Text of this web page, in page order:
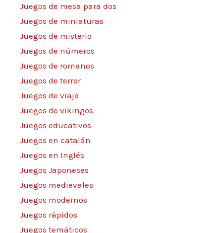
Juegos de mesa para dos
Juegos de miniaturas
Juegos de misterio
Juegos de números
Juegos de romanos
Juegos de terror
Juegos de viaje
Juegos de vikingos
Juegos educativos
Juegos en catalán
Juegos en Inglés
Juegos Japoneses
Juegos medievales
Juegos modernos
Juegos rápidos
Juegos temáticos